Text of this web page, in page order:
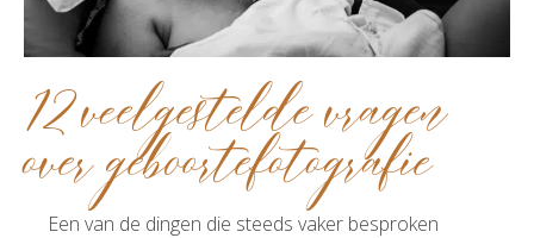
12 veelgestelde vragen
over geboortefotografie
Een van de dingen die steeds vaker besproken